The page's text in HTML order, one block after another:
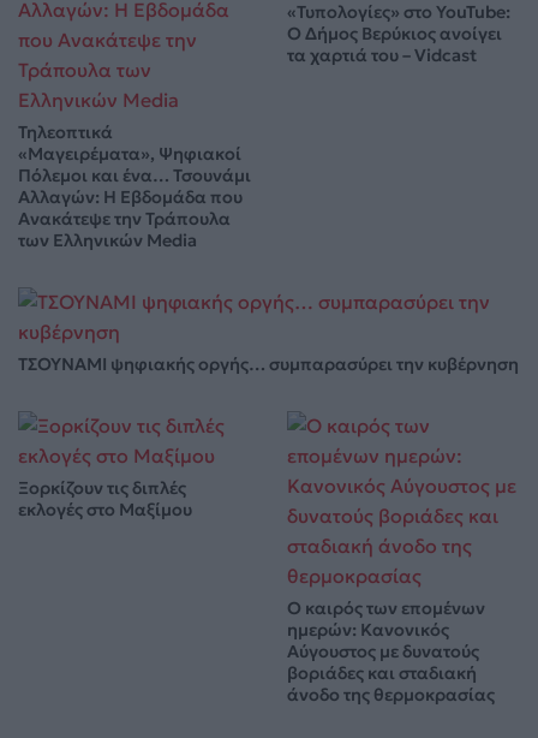
Τηλεοπτικά
«Μαγειρέματα», Ψηφιακοί
Πόλεμοι και ένα… Τσουνάμι
Αλλαγών: Η Εβδομάδα που
Ανακάτεψε την Τράπουλα
των Ελληνικών Media
«Τυπολογίες» στο YouTube:
Ο Δήμος Βερύκιος ανοίγει
τα χαρτιά του – Vidcast
ΤΣΟΥΝΑΜΙ ψηφιακής οργής… συμπαρασύρει την κυβέρνηση
Ξορκίζουν τις διπλές
εκλογές στο Μαξίμου
Ο καιρός των επομένων
ημερών: Κανονικός
Αύγουστος με δυνατούς
βοριάδες και σταδιακή
άνοδο της θερμοκρασίας